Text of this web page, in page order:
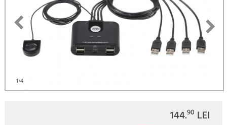
1/4
144.90 LEI